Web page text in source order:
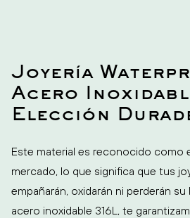
Joyería
Acero
Elección
Este material es reconocido como
mercado, lo que significa que tus
empañarán, oxidarán ni perderán
acero inoxidable 316L, te